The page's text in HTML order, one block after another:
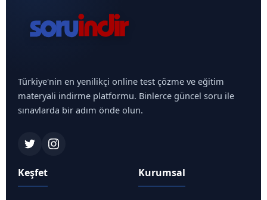
Türkiye'nin en yenilikçi online test çözme ve eğitim
materyali indirme platformu. Binlerce güncel soru ile
sınavlarda bir adım önde olun.
Keşfet Kurumsal